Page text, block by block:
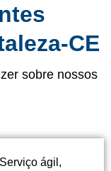
CE
sobre nossos
ágil,